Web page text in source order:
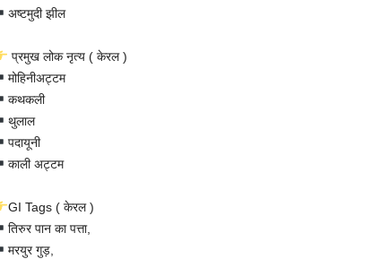
अष्टमुदी झील
प्रमुख लोक नृत्य ( केरल )
मोहिनीअट्टम
कथकली
थुलाल
पदायूनी
काली अट्टम
GI Tags ( केरल )
तिरुर पान का पत्ता,
मरयुर गुड़,